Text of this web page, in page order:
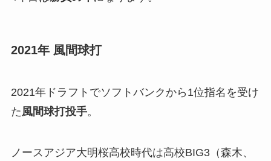
2021年 風間球打
2021年ドラフトでソフトバンクから1位指名を受け
た 風間球打投手。
ノースアジア大明桜高校時代は高校BIG3（森木、